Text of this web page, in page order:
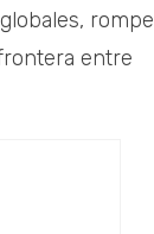
rompe
entre